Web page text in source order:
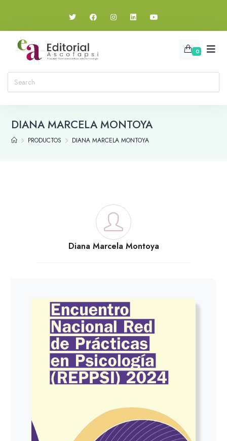
0
DIANA MARCELA MONTOYA
PRODUCTOS DIANA MARCELA MONTOYA
Diana Marcela Montoya